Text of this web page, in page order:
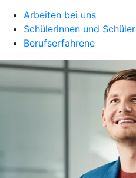
Arbeiten bei uns
Schülerinnen und Schüler
Berufserfahrene